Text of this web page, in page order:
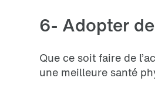
6- Adopter
Que ce soit faire de
une meilleure santé